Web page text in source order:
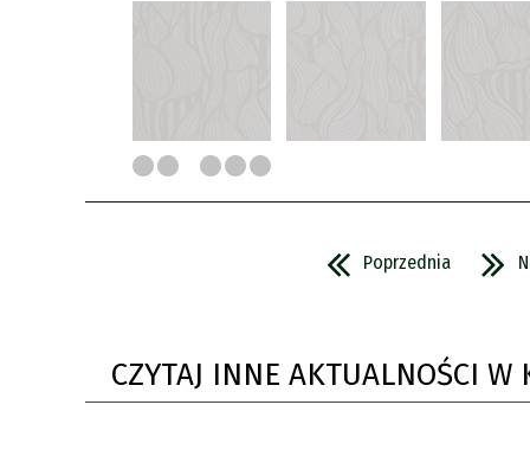
Poprzednia
CZYTAJ INNE AKTUALNOŚCI W